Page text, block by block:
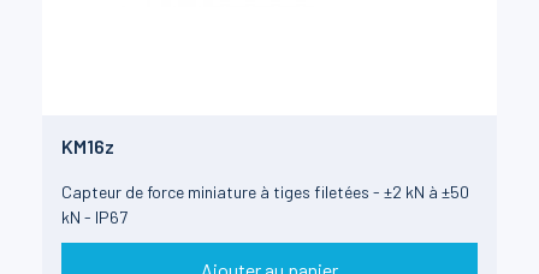
KM16z
Capteur de force miniature à tiges filetées - ±2 kN à ±50
kN - IP67